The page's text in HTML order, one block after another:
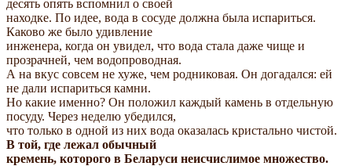
десять опять вспомнил о своей
находке. По идее, вода в сосуде должна была испариться.
Каково же было удивление
инженера, когда он увидел, что вода стала даже чище и
прозрачней, чем водопроводная.
А на вкус совсем не хуже, чем родниковая. Он догадался: ей
не дали испариться камни.
Но какие именно? Он положил каждый камень в отдельную
посуду. Через неделю убедился,
что только в одной из них вода оказалась кристально чистой.
В той, где лежал обычный
кремень, которого в Беларуси неисчислимое множество.